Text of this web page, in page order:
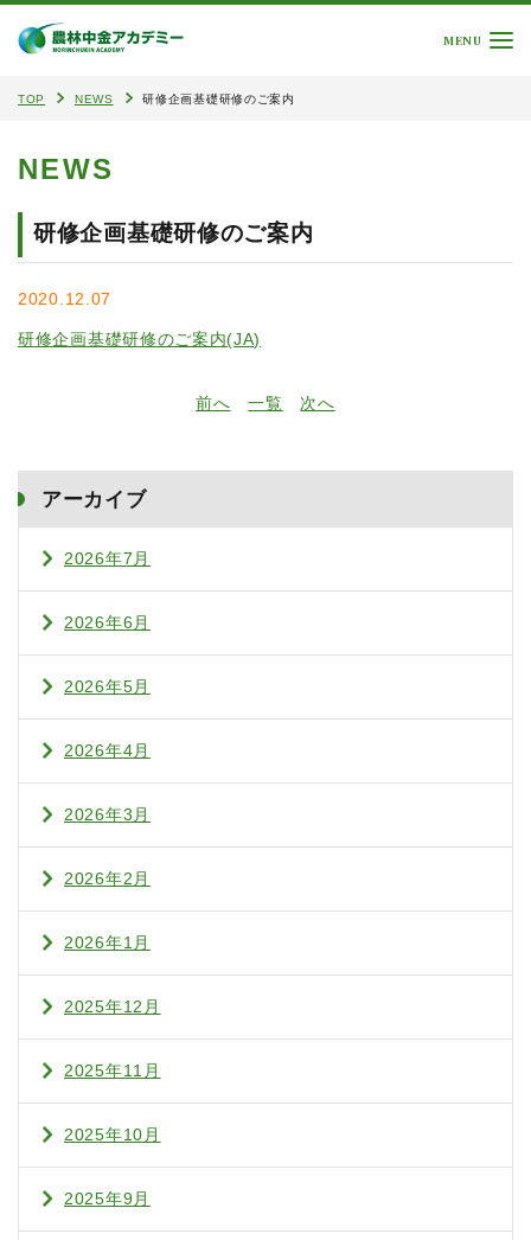
MENU
TOP NEWS 研修企画基礎研修のご案内
NEWS
研修企画基礎研修のご案内
2020.12.07
研修企画基礎研修のご案内(JA)
前へ 一覧 次へ
アーカイブ
2026年7月
2026年6月
2026年5月
2026年4月
2026年3月
2026年2月
2026年1月
2025年12月
2025年11月
2025年10月
2025年9月